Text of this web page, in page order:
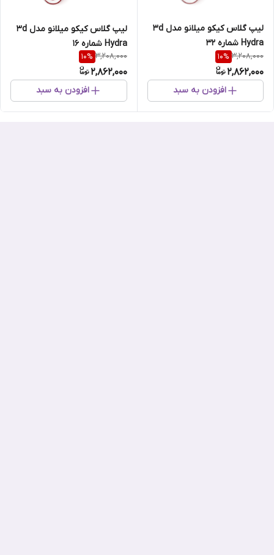
لیپ گلاس کیکو میلانو مدل 3d
Hydra شماره 32
3,208,000
10%
2,862,000
افزودن به سبد
لیپ گلاس کیکو میلانو مدل 3d
Hydra شماره 16
3,208,000
10%
2,862,000
افزودن به سبد